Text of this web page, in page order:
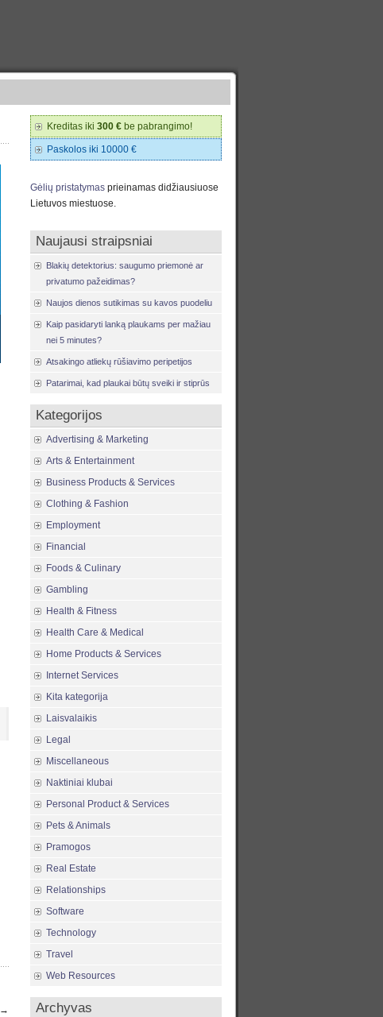
→
Kreditas iki 300 € be pabrangimo!
Paskolos iki 10000 €
Gėlių pristatymas prieinamas didžiausiuose
Lietuvos miestuose.
Naujausi straipsniai
Blakių detektorius: saugumo priemonė ar
privatumo pažeidimas?
Naujos dienos sutikimas su kavos puodeliu
Kaip pasidaryti lanką plaukams per mažiau
nei 5 minutes?
Atsakingo atliekų rūšiavimo peripetijos
Patarimai, kad plaukai būtų sveiki ir stiprūs
Kategorijos
Advertising & Marketing
Arts & Entertainment
Business Products & Services
Clothing & Fashion
Employment
Financial
Foods & Culinary
Gambling
Health & Fitness
Health Care & Medical
Home Products & Services
Internet Services
Kita kategorija
Laisvalaikis
Legal
Miscellaneous
Naktiniai klubai
Personal Product & Services
Pets & Animals
Pramogos
Real Estate
Relationships
Software
Technology
Travel
Web Resources
Archyvas